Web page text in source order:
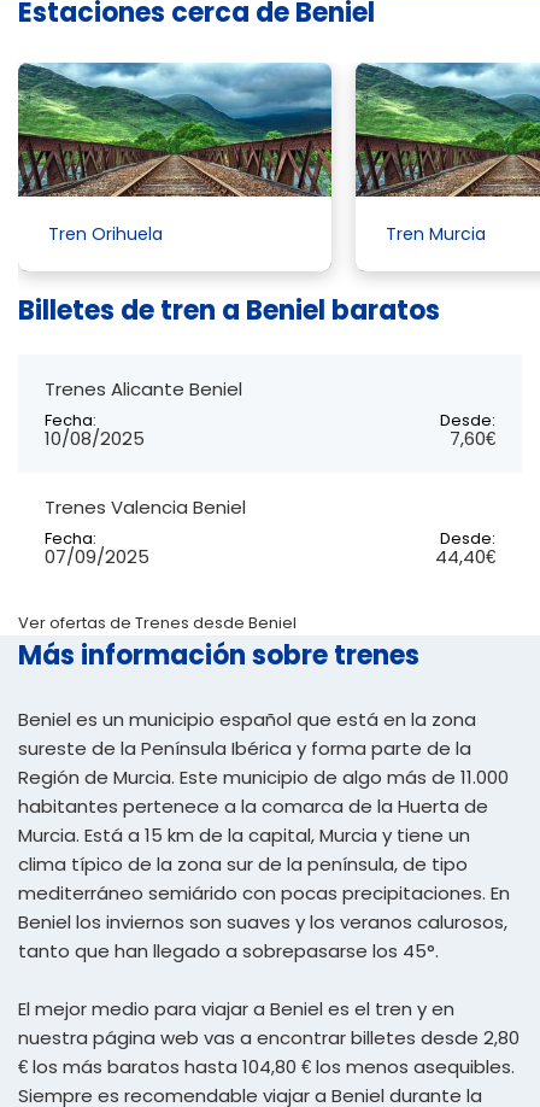
Estaciones cerca de Beniel
Tren Orihuela Tren Murcia
Billetes de tren a Beniel baratos
Trenes Alicante Beniel
Fecha:
10/08/2025
Desde:
7,60€
Trenes Valencia Beniel
Fecha:
07/09/2025
Desde:
44,40€
Ver ofertas de Trenes desde Beniel
Más información sobre trenes
Beniel es un municipio español que está en la zona
sureste de la Península Ibérica y forma parte de la
Región de Murcia. Este municipio de algo más de 11.000
habitantes pertenece a la comarca de la Huerta de
Murcia. Está a 15 km de la capital, Murcia y tiene un
clima típico de la zona sur de la península, de tipo
mediterráneo semiárido con pocas precipitaciones. En
Beniel los inviernos son suaves y los veranos calurosos,
tanto que han llegado a sobrepasarse los 45°.
El mejor medio para viajar a Beniel es el tren y en
nuestra página web vas a encontrar billetes desde 2,80
€ los más baratos hasta 104,80 € los menos asequibles.
Siempre es recomendable viajar a Beniel durante la